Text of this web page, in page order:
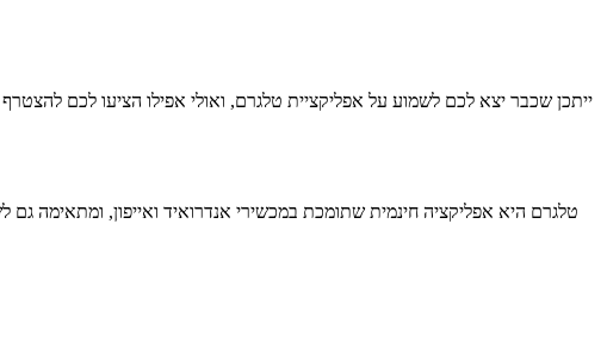
ייתכן שכבר יצא לכם לשמוע על אפליקציית טלגרם, ואולי אפילו הציעו לכם
טלגרם היא אפליקציה חינמית שתומכת במכשירי אנדרואיד ואייפון,